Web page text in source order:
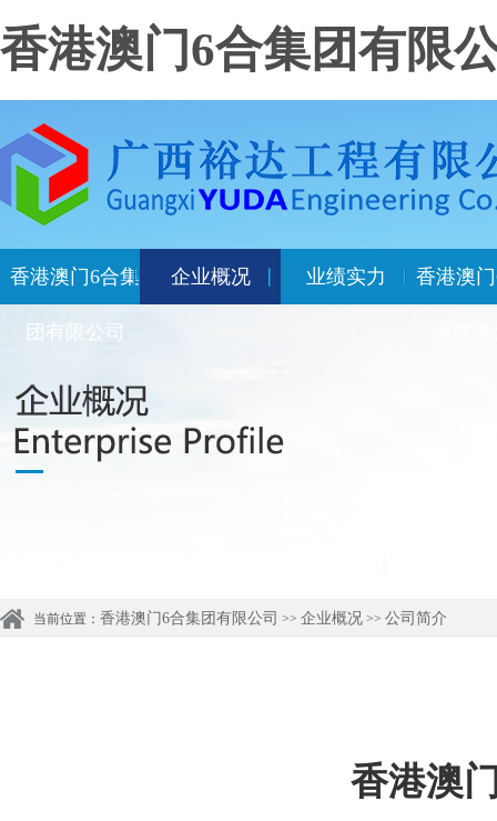
香港澳门6合集团有限
香港澳门6合集
团有限公司
企业概况 业绩实力 香港澳
当前位置： 香港澳门6合集团有限公司 >> 企业概况 >> 公司简介
香港澳